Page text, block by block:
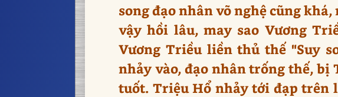
song đạo nhân võ nghệ cũng
vậy hồi lâu, may sao Vương
Vương Triều liền thủ thế "Suy
nhảy vào, đạo nhân trống thế, bị
tuốt. Triệu Hổ nhảy tới đạp trên